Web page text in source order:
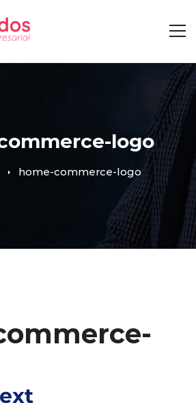
logo
home-commerce-logo